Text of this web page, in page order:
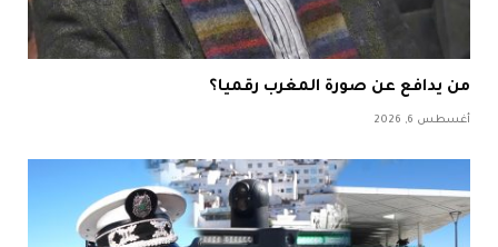
من يدافع عن صورة المغرب رقميا؟
أغسطس 6, 2026